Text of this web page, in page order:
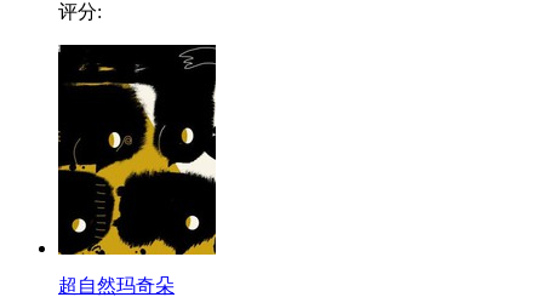
评分:
超自然玛奇朵